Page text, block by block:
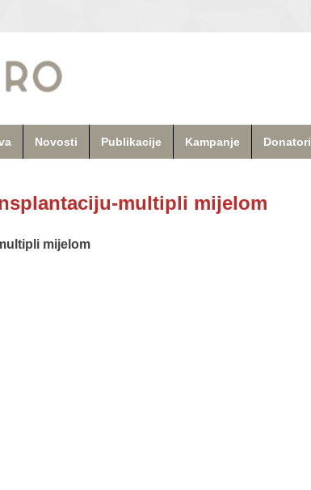
Novosti Publikacije Kampanje Donatori
multipli mijelom
mijelom